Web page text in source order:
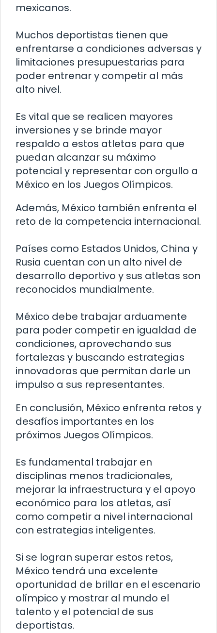
mexicanos.
Muchos deportistas tienen que
enfrentarse a condiciones adversas y
limitaciones presupuestarias para
poder entrenar y competir al más
alto nivel.
Es vital que se realicen mayores
inversiones y se brinde mayor
respaldo a estos atletas para que
puedan alcanzar su máximo
potencial y representar con orgullo a
México en los Juegos Olímpicos.
Además, México también enfrenta el
reto de la competencia internacional.
Países como Estados Unidos, China y
Rusia cuentan con un alto nivel de
desarrollo deportivo y sus atletas son
reconocidos mundialmente.
México debe trabajar arduamente
para poder competir en igualdad de
condiciones, aprovechando sus
fortalezas y buscando estrategias
innovadoras que permitan darle un
impulso a sus representantes.
En conclusión, México enfrenta retos y
desafíos importantes en los
próximos Juegos Olímpicos.
Es fundamental trabajar en
disciplinas menos tradicionales,
mejorar la infraestructura y el apoyo
económico para los atletas, así
como competir a nivel internacional
con estrategias inteligentes.
Si se logran superar estos retos,
México tendrá una excelente
oportunidad de brillar en el escenario
olímpico y mostrar al mundo el
talento y el potencial de sus
deportistas.